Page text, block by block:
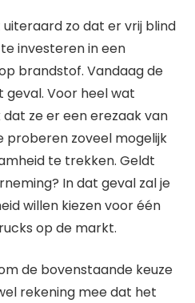
zo dat er vrij blind
investeren in een
brandstof. Vandaag de
geval. Voor heel wat
ze er een erezaak van
zoveel mogelijk
te trekken. Geldt
In dat geval zal je
willen kiezen voor één
op de markt.
de bovenstaande keuze
rekening mee dat het